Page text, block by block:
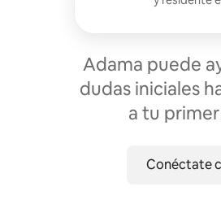
Adama puede
dudas iniciales
a tu
Conéctate